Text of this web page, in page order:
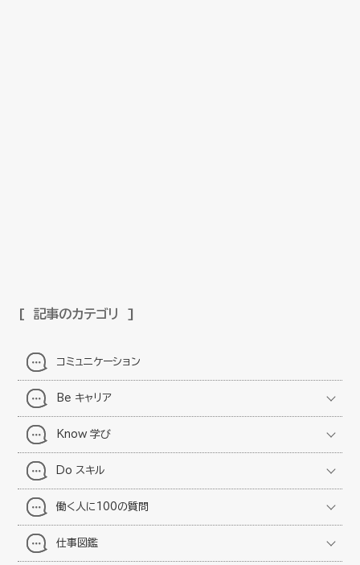
記事のカテゴリ
コミュニケーション
Be キャリア
Know 学び
Do スキル
働く人に100の質問
仕事図鑑